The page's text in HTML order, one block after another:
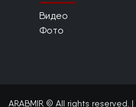
Видео
Фото
ARABMIR © All rights reserved. |